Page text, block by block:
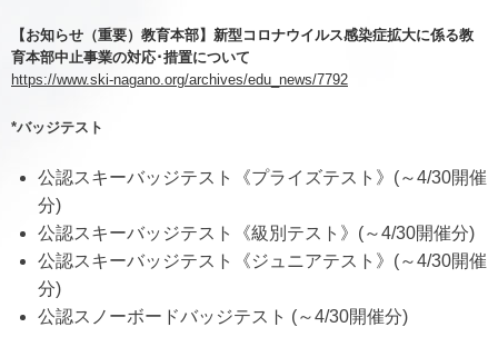
【お知らせ（重要）教育本部】新型コロナウイルス感染症拡大に係る教
育本部中止事業の対応･措置について
https://www.ski-nagano.org/archives/edu_news/7792
*バッジテスト
公認スキーバッジテスト《プライズテスト》(～4/30開催
分)
公認スキーバッジテスト《級別テスト》(～4/30開催分)
公認スキーバッジテスト《ジュニアテスト》(～4/30開催
分)
公認スノーボードバッジテスト (～4/30開催分)